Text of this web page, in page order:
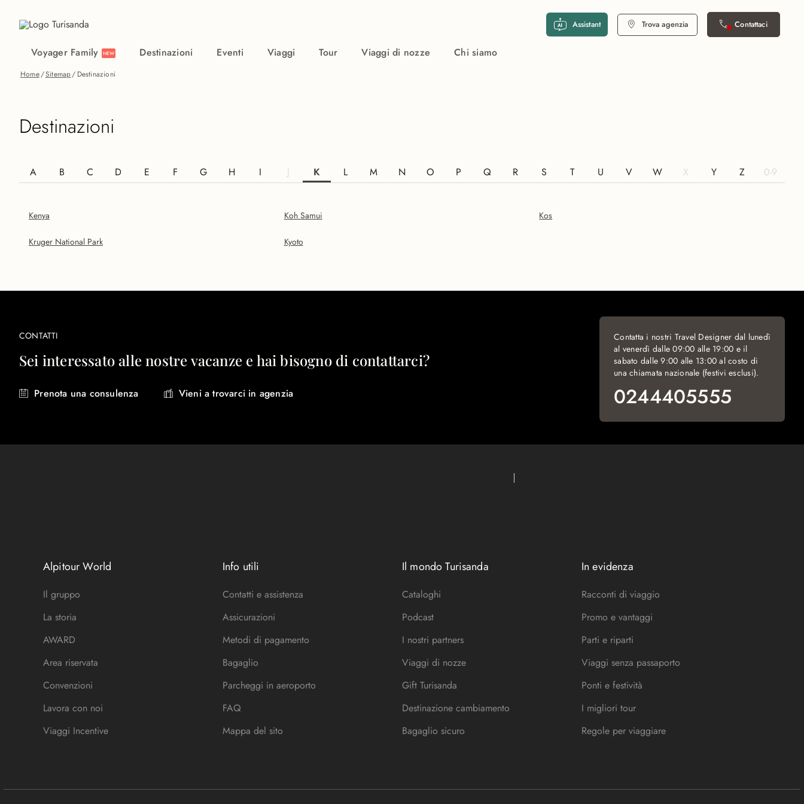
Assistant Trova agenzia Contattaci
Voyager Family NEW Destinazioni Eventi Viaggi Tour Viaggi di nozze Chi siamo
Home/Sitemap/ Destinazioni
Destinazioni
A B C D E F G H I J K L M N O P Q R S T U V W X Y Z 0-9
Kenya Koh Samui Kos
Kruger National Park Kyoto
CONTATTI
Sei interessato alle nostre vacanze e hai bisogno di contattarci?
Prenota una consulenza Vieni a trovarci in agenzia
Contatta i nostri Travel Designer dal lunedì
al venerdì dalle 09:00 alle 19:00 e il
sabato dalle 9:00 alle 13:00 al costo di
una chiamata nazionale (festivi esclusi).
0244405555
Alpitour World
Il gruppo
La storia
AWARD
Area riservata
Convenzioni
Lavora con noi
Viaggi Incentive
Info utili
Contatti e assistenza
Assicurazioni
Metodi di pagamento
Bagaglio
Parcheggi in aeroporto
FAQ
Mappa del sito
Il mondo Turisanda
Cataloghi
Podcast
I nostri partners
Viaggi di nozze
Gift Turisanda
Destinazione cambiamento
Bagaglio sicuro
In evidenza
Racconti di viaggio
Promo e vantaggi
Parti e riparti
Viaggi senza passaporto
Ponti e festività
I migliori tour
Regole per viaggiare